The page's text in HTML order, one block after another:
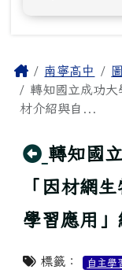
主內容區域
Home南寧高中
轉知國立成功
材介紹與自...
回上頁
轉知國
「因材網
學習應用
標籤： 自主學